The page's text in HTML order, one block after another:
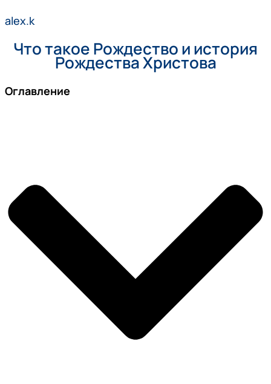
alex.k
Что такое Рождество и история
Рождества Христова
Оглавление